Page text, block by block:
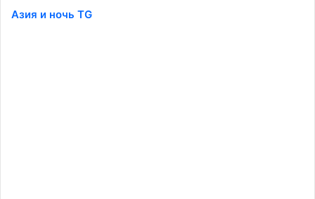
Азия и ночь TG